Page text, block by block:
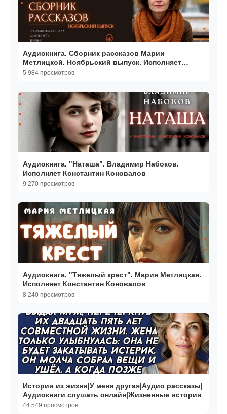
Аудиокнига. Сборник рассказов Марии
Метлицкой. Ноябрьский выпуск. Исполняет
Константин Коновалов
5 984 просмотров
Аудиокнига. "Наташа". Владимир Набоков.
Исполняет Константин Коновалов
9 270 просмотров
Аудиокнига. "Тяжелый крест". Мария Метлицкая.
Исполняет Константин Коновалов
8 240 просмотров
Истории из жизни|У меня другая|Аудио рассказы|
Аудиокниги слушать онлайн|Жизненные истории
44 549 просмотров